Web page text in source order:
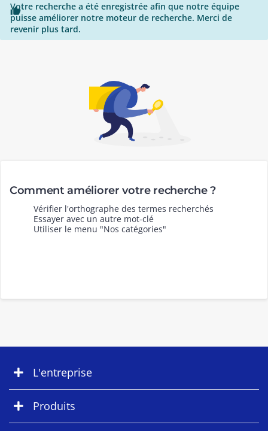

Votre recherche a été enregistrée afin que notre équipe
puisse améliorer notre moteur de recherche. Merci de
revenir plus tard.
Comment améliorer votre recherche ?
Vérifier l'orthographe des termes recherchés
Essayer avec un autre mot-clé
Utiliser le menu "Nos catégories"
L'entreprise
Produits